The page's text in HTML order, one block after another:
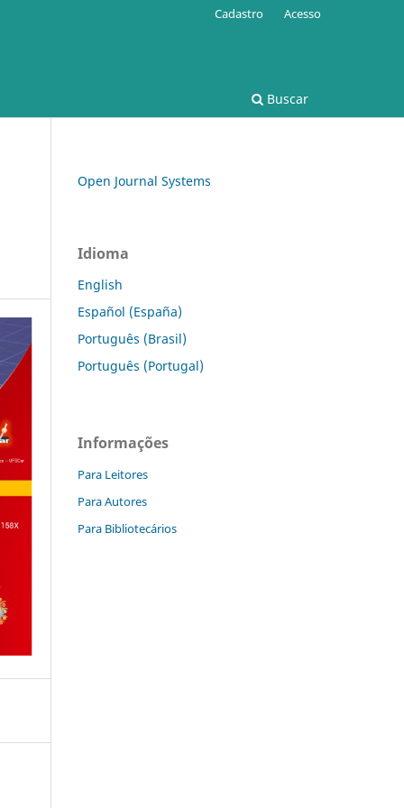
Buscar
Cadastro Acesso
Open Journal Systems
Idioma
English
Español (España)
Português (Brasil)
Português (Portugal)
Informações
Para Leitores
Para Autores
Para Bibliotecários